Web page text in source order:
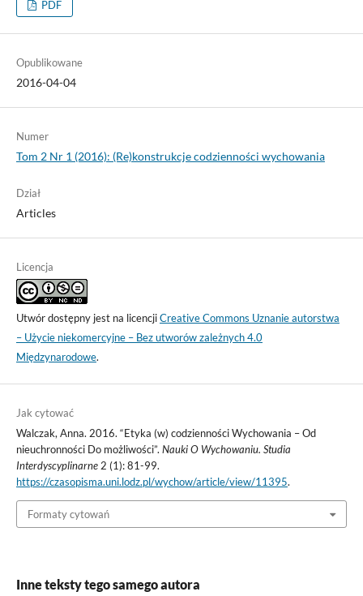
PDF
Opublikowane
2016-04-04
Numer
Tom 2 Nr 1 (2016): (Re)konstrukcje codzienności wychowania
Dział
Articles
Licencja
Utwór dostępny jest na licencjiCreative Commons Uznanie autorstwa
– Użycie niekomercyjne – Bez utworów zależnych 4.0
Międzynarodowe.
Jak cytować
Walczak, Anna. 2016. “Etyka (w) codzienności Wychowania – Od
nieuchronności Do możliwości”. Nauki O Wychowaniu. Studia
Interdyscyplinarne2 (1): 81-99.
https://czasopisma.uni.lodz.pl/wychow/article/view/11395.
Formaty cytowań
Inne teksty tego samego autora